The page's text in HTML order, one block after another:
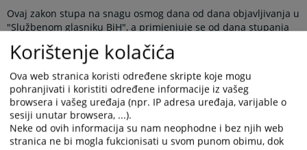
Ovaj zakon stupa na snagu osmog dana od dana objavljivanja u
"Službenom glasniku BiH", a primjenjuje se od dana stupanja
Za okončane i time registrirane kupoprodaje stanova kod
nadležnih registrara prije stupanja na snagu ovog zakona
primjenjivat će se odredbe zakona koji je bio na snazi do tog
momenta.
Prikazana vijest je na: Bosanski jezik
Korištenje kolačića
Ova web stranica koristi određene skripte koje mogu
pohranjivati i koristiti određene informacije iz vašeg
browsera i vašeg uređaja (npr. IP adresa uređaja, varijable o
sesiji unutar browsera, ...).
Neke od ovih informacija su nam neophodne i bez njih web
stranica ne bi mogla fukcionisati u svom punom obimu, dok